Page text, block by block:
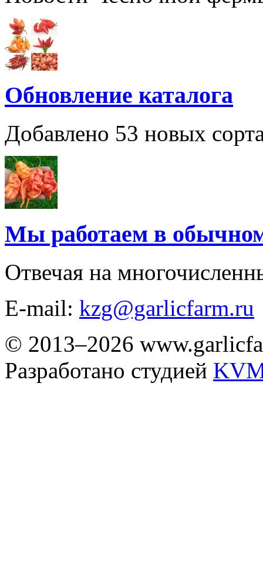
Обновление каталога
Добавлено 53 новых
Мы работаем в
Отвечая на
E-mail: kzg@garlicfarm.ru
© 2013–2026
Разработано студией